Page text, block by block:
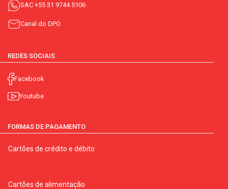
SAC +55 31 9744 5106
Canal do DPO
REDES SOCIAIS
Facebook
Youtube
FORMAS DE PAGAMENTO
Cartões de crédito e débito
Cartões de alimentação